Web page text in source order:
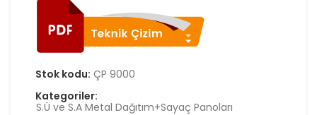
Stok kodu: ÇP 9000
Kategoriler:
S.Ü ve S.A Metal Dağıtım+Sayaç Panoları